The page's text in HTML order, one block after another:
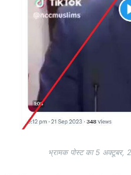
भ्रामक पोस्ट का 5 अक्टूबर,